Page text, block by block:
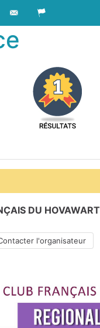
DU HOVAWART
l'organisateur